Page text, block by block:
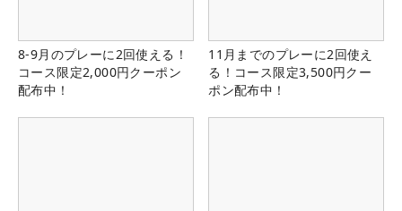
8-9月のプレーに2回使える！
コース限定2,000円クーポン
配布中！
11月までのプレーに2回使え
る！コース限定3,500円クー
ポン配布中！